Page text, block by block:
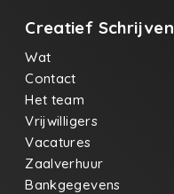
Creatief Schrijven
Wat
Contact
Het team
Vrijwilligers
Vacatures
Zaalverhuur
Bankgegevens